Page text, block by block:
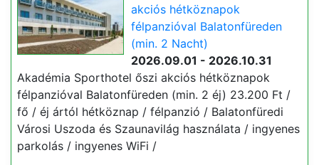
akciós hétköznapok
félpanzióval Balatonfüreden
(min. 2 Nacht)
2026.09.01 - 2026.10.31
Akadémia Sporthotel őszi akciós hétköznapok
félpanzióval Balatonfüreden (min. 2 éj) 23.200 Ft /
fő / éj ártól hétköznap / félpanzió / Balatonfüredi
Városi Uszoda és Szaunavilág használata / ingyenes
parkolás / ingyenes WiFi /